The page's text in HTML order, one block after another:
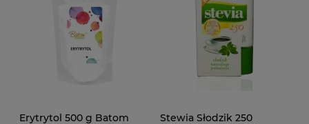
Erytrytol 500 g Batom
Stewia Słodzik 250